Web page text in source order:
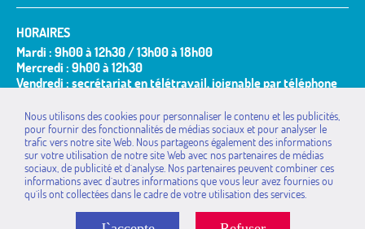
HORAIRES
Mardi : 9h00 à 12h30 / 13h00 à 18h00
Mercredi : 9h00 à 12h30
Vendredi : secrétariat en télétravail, joignable par téléphone
Permanence du Maire ou de ses adjoints :
Le(s) mardi(s) de 9h30 à 11h00 ou sur rendez-vous.
MAIRIES DE LA
COMMUNAUTÉ DE
COMMUNES
La Bâtie-Neuve
La Bâtie-Vieille
La Rochette
Montgardin
Rochebrune
Rousset
Saint-Étienne-le-Laus
Théus
Nous utilisons des cookies pour personnaliser le contenu et les publicités,
pour fournir des fonctionnalités de médias sociaux et pour analyser le
trafic vers notre site Web. Nous partageons également des informations
sur votre utilisation de notre site Web avec nos partenaires de médias
sociaux, de publicité et d`analyse. Nos partenaires peuvent combiner ces
informations avec d`autres informations que vous leur avez fournies ou
qu`ils ont collectées dans le cadre de votre utilisation des services.